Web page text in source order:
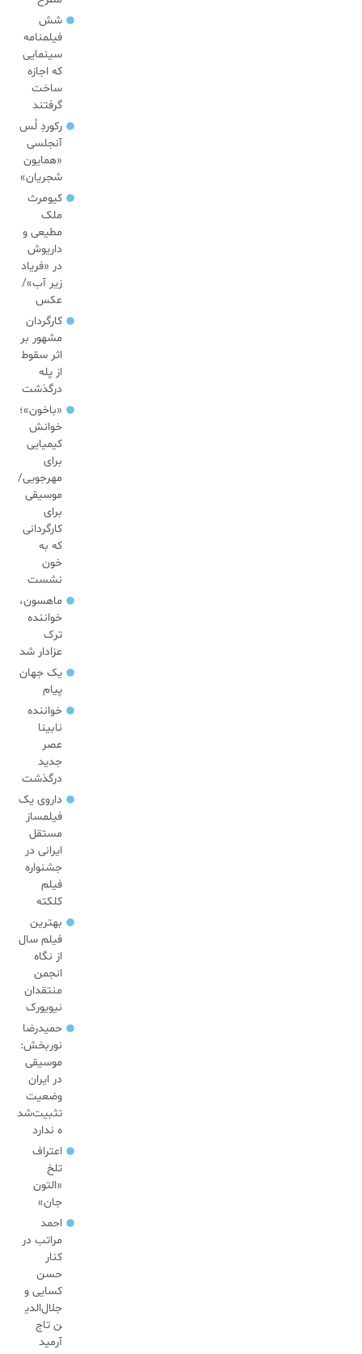
شش
فیلمنامه
سینمایی
که اجازه
ساخت
گرفتند
رکوردِ لُس
آنجلسی
«همایون
شجریان»
کیومرث
ملک
مطیعی و
داریوش
در «فریاد
زیر آب»/
عکس
کارگردان
مشهور بر
اثر سقوط
از پله
درگذشت
«باخون»‌؛
خوانش
کیمیایی
برای
مهرجویی/
موسیقی
برای
کارگردانی
که به
خون
نشست
ماهسون،
خواننده
ترک
عزادار شد
یک جهان
پیام
خواننده
نابینا
عصر
جدید
درگذشت
داروی یک
فیلمساز
مستقل
ایرانی در
جشنواره
فیلم
کلکته
بهترین
فیلم سال
از نگاه
انجمن
منتقدان
نیویورک
حمیدرضا
نوربخش:
موسیقی
در ایران
وضعیت
تثبیت‌شد
ه ندارد
اعتراف
تلخ
«التون
جان»
احمد
مراتب در
کنار
حسن
کسایی و
جلال‌الدی
ن تاج
آرمید